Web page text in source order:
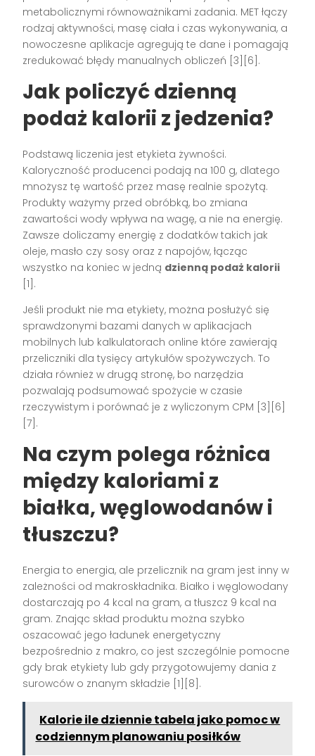
metabolicznymi równoważnikami zadania. MET łączy
rodzaj aktywności, masę ciała i czas wykonywania, a
nowoczesne aplikacje agregują te dane i pomagają
zredukować błędy manualnych obliczeń [3][6].
Jak policzyć dzienną
podaż kalorii z jedzenia?
Podstawą liczenia jest etykieta żywności.
Kaloryczność producenci podają na 100 g, dlatego
mnożysz tę wartość przez masę realnie spożytą.
Produkty ważymy przed obróbką, bo zmiana
zawartości wody wpływa na wagę, a nie na energię.
Zawsze doliczamy energię z dodatków takich jak
oleje, masło czy sosy oraz z napojów, łącząc
wszystko na koniec w jedną dzienną podaż kalorii
[1].
Jeśli produkt nie ma etykiety, można posłużyć się
sprawdzonymi bazami danych w aplikacjach
mobilnych lub kalkulatorach online które zawierają
przeliczniki dla tysięcy artykułów spożywczych. To
działa również w drugą stronę, bo narzędzia
pozwalają podsumować spożycie w czasie
rzeczywistym i porównać je z wyliczonym CPM [3][6]
[7].
Na czym polega różnica
między kaloriami z
białka, węglowodanów i
tłuszczu?
Energia to energia, ale przelicznik na gram jest inny w
zależności od makroskładnika. Białko i węglowodany
dostarczają po 4 kcal na gram, a tłuszcz 9 kcal na
gram. Znając skład produktu można szybko
oszacować jego ładunek energetyczny
bezpośrednio z makro, co jest szczególnie pomocne
gdy brak etykiety lub gdy przygotowujemy dania z
surowców o znanym składzie [1][8].
Kalorie ile dziennie tabela jako pomoc w
codziennym planowaniu posiłków